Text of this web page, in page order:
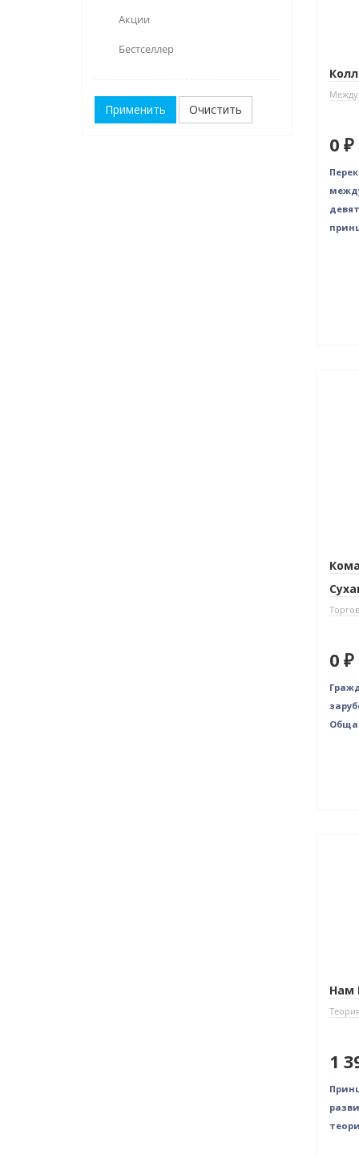
Акции
Бестселлер
Очистить
0 ₽
Нет
0 ₽
Нам
1